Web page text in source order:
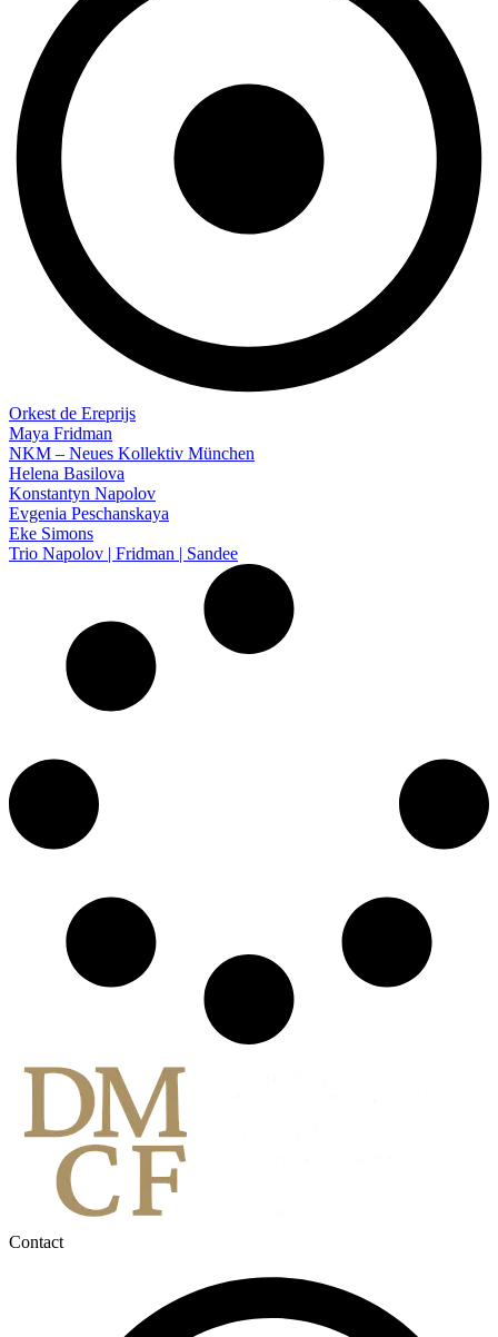
Orkest de Ereprijs
Maya Fridman
NKM – Neues Kollektiv München
Helena Basilova
Konstantyn Napolov
Evgenia Peschanskaya
Eke Simons
Trio Napolov | Fridman | Sandee
Contact